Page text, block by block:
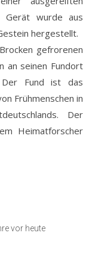
Gerät wurde aus
hergestellt.
gefrorenen
an seinen Fundort
Der Fund ist das
Frühmenschen in
Der
Heimatforscher
vor heute